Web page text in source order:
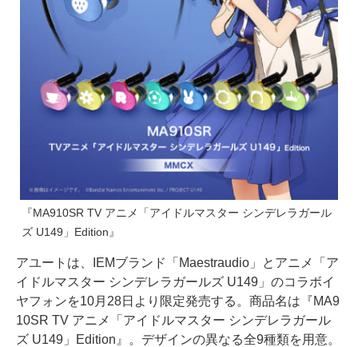
『MA910SR TV アニメ「アイドルマスター シンデレラガール
ズ U149」Edition』
アユートは、IEMブランド「Maestraudio」とアニメ「ア
イドルマスター シンデレラガールズ U149」のコラボイ
ヤフォンを10月28日より限定発売する。商品名は『MA9
10SR TV アニメ「アイドルマスター シンデレラガール
ズ U149」Edition』。デザインの異なる全9種類を用意。